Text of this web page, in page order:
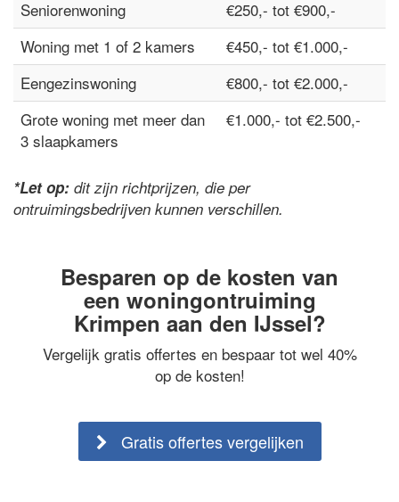
Seniorenwoning
€250,- tot €900,-
Woning met 1 of 2 kamers
€450,- tot €1.000,-
Eengezinswoning
€800,- tot €2.000,-
Grote woning met meer dan
3 slaapkamers
€1.000,- tot €2.500,-
*Let op: dit zijn richtprijzen, die per
ontruimingsbedrijven kunnen verschillen.
Besparen op de kosten van
een woningontruiming
Krimpen aan den IJssel?
Vergelijk gratis offertes en bespaar tot wel 40%
op de kosten!
Gratis offertes vergelijken